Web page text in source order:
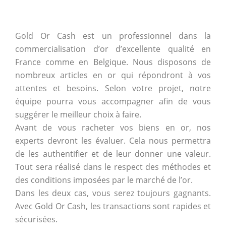
Gold Or Cash est un professionnel dans la
commercialisation d’or d’excellente qualité en
France comme en Belgique. Nous disposons de
nombreux articles en or qui répondront à vos
attentes et besoins. Selon votre projet, notre
équipe pourra vous accompagner afin de vous
suggérer le meilleur choix à faire.
Avant de vous racheter vos biens en or, nos
experts devront les évaluer. Cela nous permettra
de les authentifier et de leur donner une valeur.
Tout sera réalisé dans le respect des méthodes et
des conditions imposées par le marché de l’or.
Dans les deux cas, vous serez toujours gagnants.
Avec Gold Or Cash, les transactions sont rapides et
sécurisées.